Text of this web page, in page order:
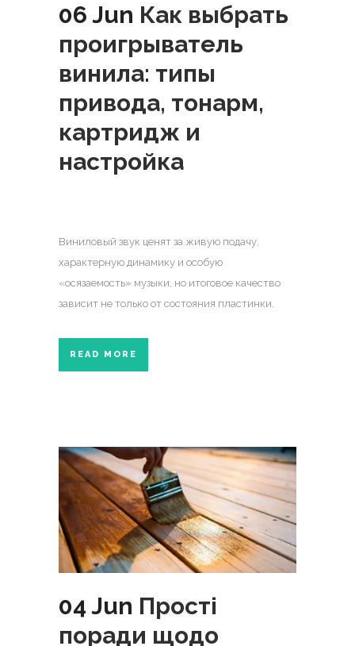
06 Jun Как выбрать
проигрыватель
винила: типы
привода, тонарм,
картридж и
настройка
Виниловый звук ценят за живую подачу,
характерную динамику и особую
«осязаемость» музыки, но итоговое качество
зависит не только от состояния пластинки.
READ MORE
04 Jun Прості
поради щодо